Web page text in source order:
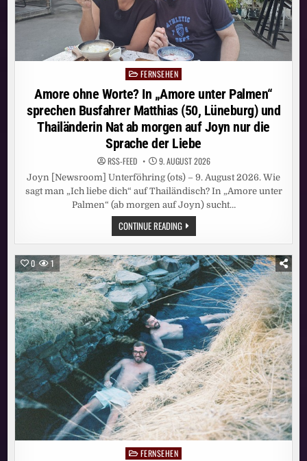
WETTERAUKREIS
PostedFERNSEHEN
Amore ohne Worte? In „Amore unter Palmen“
sprechen Busfahrer Matthias (50, Lüneburg) und
Thailänderin Nat ab morgen auf Joyn nur die
Sprache der Liebe
RSS-FEED 9. AUGUST 2026
Joyn [Newsroom] Unterföhring (ots) – 9. August 2026. Wie
sagt man „Ich liebe dich“ auf Thailändisch? In „Amore unter
Palmen“ (ab morgen auf Joyn) sucht…
CONTINUE READINGAMORE
OHNE
WORTE?
„AMORE
UNTER
PALMEN“
SPRECHEN
BUSFAHRER
MATTHIAS
(50,
LÜNEBURG)
UND
THAILÄNDERIN
NAT
AB
MORGEN
AUF
JOYN
NUR
DIE
SPRACHE
DER
LIEBE
0 1
PostedFERNSEHEN